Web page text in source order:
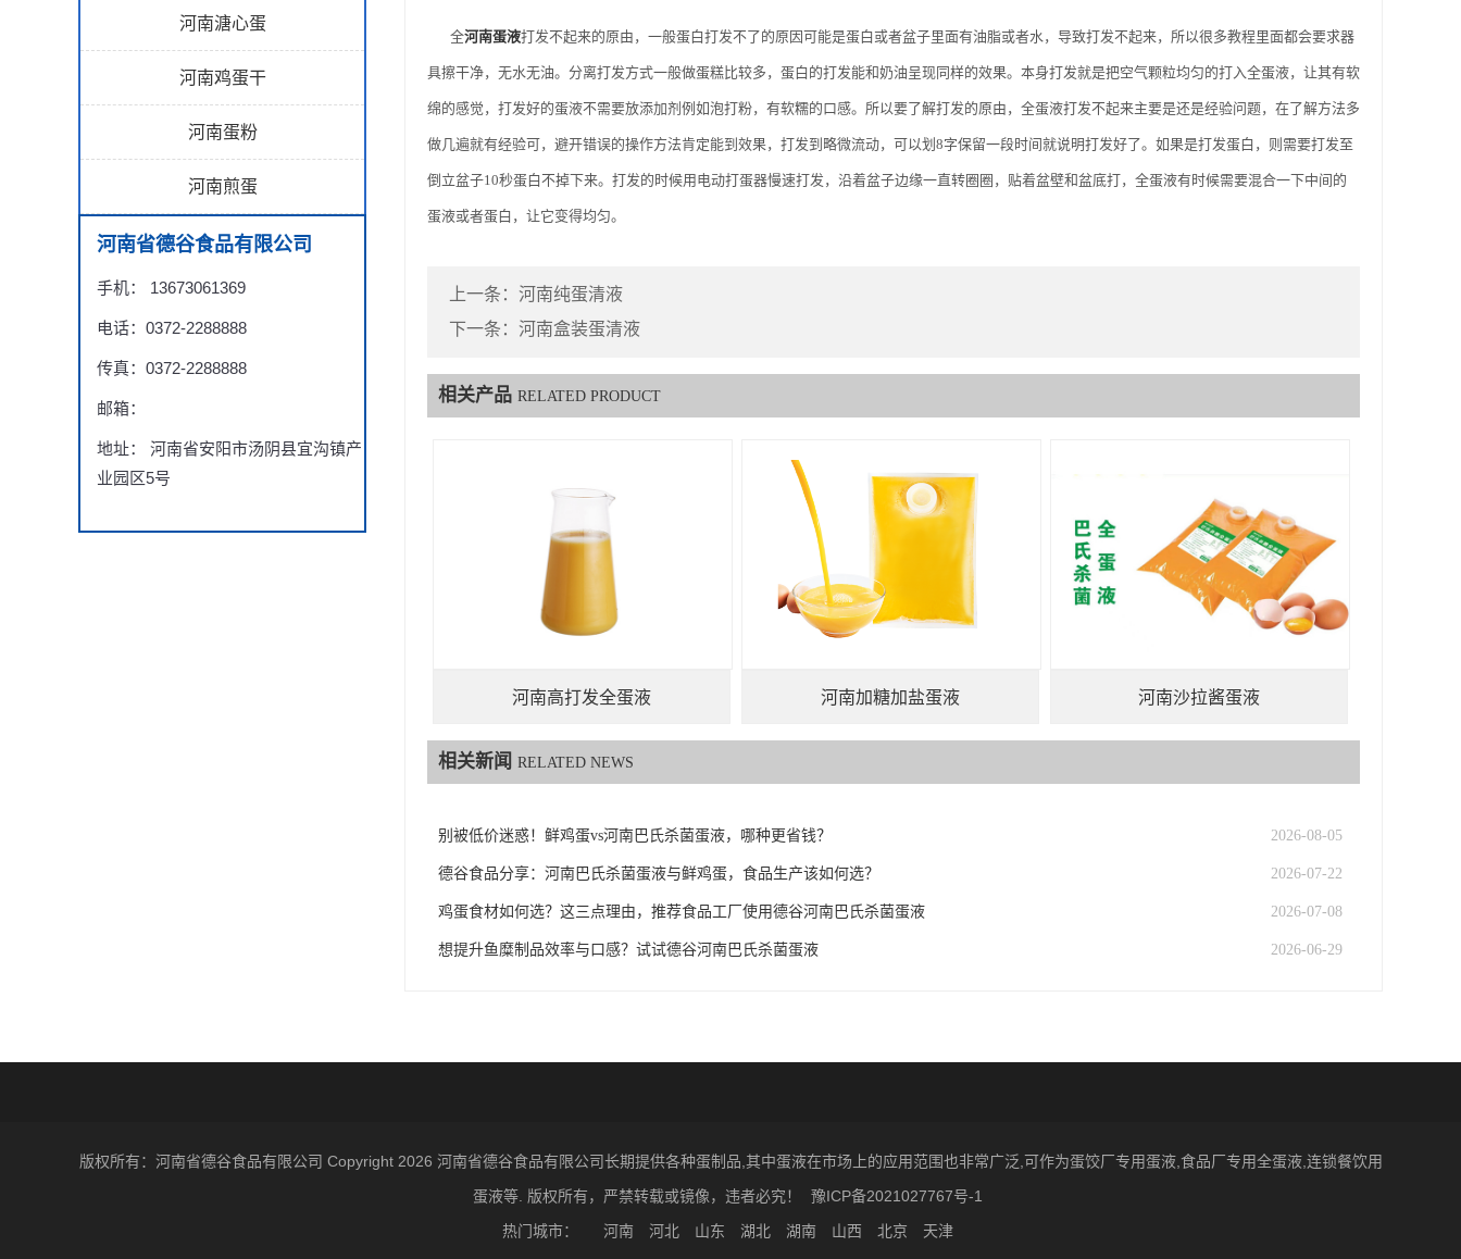
河南溏心蛋
河南鸡蛋干
河南蛋粉
河南煎蛋
河南省德谷食品有限公司
手机： 13673061369
电话：0372-2288888
传真：0372-2288888
邮箱：
地址： 河南省安阳市汤阴县宜沟镇产
业园区5号
全河南蛋液打发不起来的原由，一般蛋白打发不了的原因可能是蛋白或者盆子里面有油脂或者水，导致打发不起来，所以很多教程里面都会要求器
具擦干净，无水无油。分离打发方式一般做蛋糕比较多，蛋白的打发能和奶油呈现同样的效果。本身打发就是把空气颗粒均匀的打入全蛋液，让其有软
绵的感觉，打发好的蛋液不需要放添加剂例如泡打粉，有软糯的口感。所以要了解打发的原由，全蛋液打发不起来主要是还是经验问题，在了解方法多
做几遍就有经验可，避开错误的操作方法肯定能到效果，打发到略微流动，可以划8字保留一段时间就说明打发好了。如果是打发蛋白，则需要打发至
倒立盆子10秒蛋白不掉下来。打发的时候用电动打蛋器慢速打发，沿着盆子边缘一直转圈圈，贴着盆壁和盆底打，全蛋液有时候需要混合一下中间的
蛋液或者蛋白，让它变得均匀。
上一条： 河南纯蛋清液
下一条： 河南盒装蛋清液
相关产品 RELATED PRODUCT
河南高打发全蛋液 河南加糖加盐蛋液 河南沙拉酱蛋液
相关新闻 RELATED NEWS
别被低价迷惑！鲜鸡蛋vs河南巴氏杀菌蛋液，哪种更省钱？ 2026-08-05
德谷食品分享：河南巴氏杀菌蛋液与鲜鸡蛋，食品生产该如何选？ 2026-07-22
鸡蛋食材如何选？这三点理由，推荐食品工厂使用德谷河南巴氏杀菌蛋液 2026-07-08
想提升鱼糜制品效率与口感？试试德谷河南巴氏杀菌蛋液 2026-06-29
版权所有：河南省德谷食品有限公司 Copyright 2026 河南省德谷食品有限公司长期提供各种蛋制品,其中蛋液在市场上的应用范围也非常广泛,可作为蛋饺厂专用蛋液,食品厂专用全蛋液,连锁餐饮用
蛋液等. 版权所有，严禁转载或镜像，违者必究！
豫ICP备2021027767号-1
热门城市：
河南 河北 山东 湖北 湖南 山西 北京 天津